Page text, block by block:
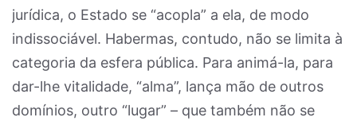
jurídica, o Estado se “acopla” a ela, de modo
indissociável. Habermas, contudo, não se limita à
categoria da esfera pública. Para animá-la, para
dar-lhe vitalidade, “alma”, lança mão de outros
domínios, outro “lugar” – que também não se